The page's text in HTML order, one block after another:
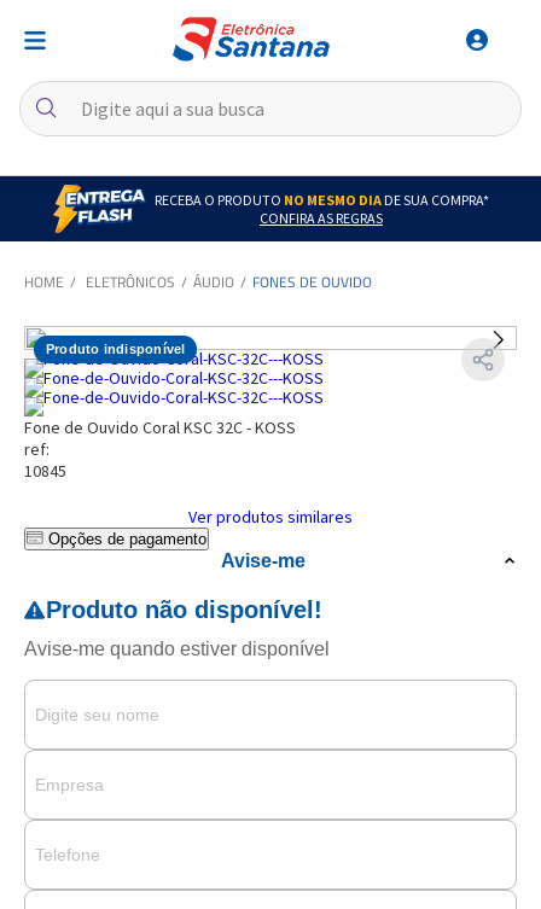
RECEBA O PRODUTO NO MESMO DIADE SUA COMPRA*
CONFIRA AS REGRAS
ELETRÔNICOS ÁUDIO FONES DE OUVIDO
Produto indisponível
Fone de Ouvido Coral KSC 32C - KOSS
ref:
10845
Ver produtos similares
Opções de pagamento
Avise-me